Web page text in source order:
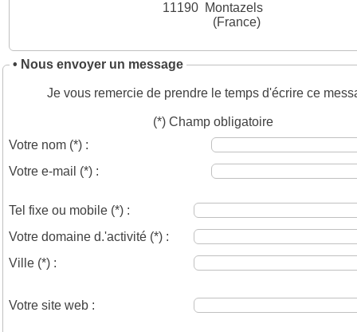
11190 Montazels
(France)
• Nous envoyer un message
Je vous remercie de prendre le temps d'écrire ce
(*) Champ obligatoire
Votre nom (*) :
Votre e-mail (*) :
Tel fixe ou mobile (*) :
Votre domaine d.'activité (*) :
Ville (*) :
Votre site web :